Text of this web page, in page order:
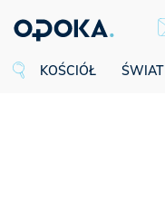
KOŚCIÓŁ ŚWIAT